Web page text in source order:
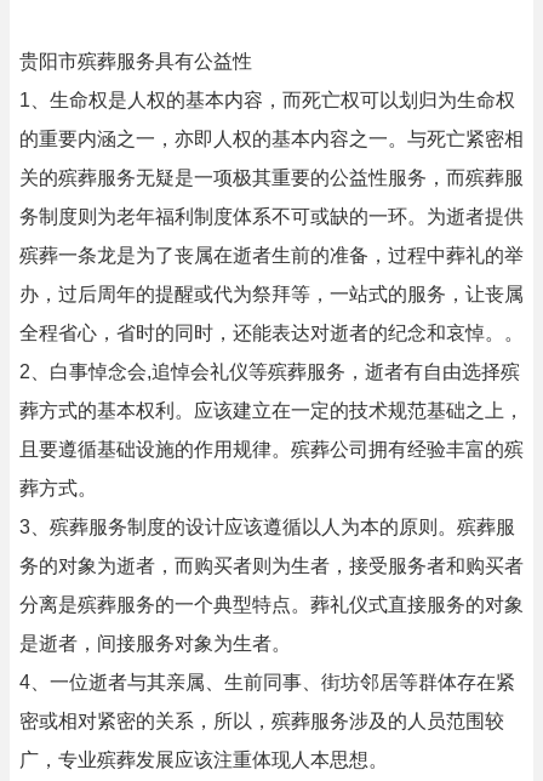
贵阳市殡葬服务具有公益性
1、生命权是人权的基本内容，而死亡权可以划归为生命权
的重要内涵之一，亦即人权的基本内容之一。与死亡紧密相
关的殡葬服务无疑是一项极其重要的公益性服务，而殡葬服
务制度则为老年福利制度体系不可或缺的一环。为逝者提供
殡葬一条龙是为了丧属在逝者生前的准备，过程中葬礼的举
办，过后周年的提醒或代为祭拜等，一站式的服务，让丧属
全程省心，省时的同时，还能表达对逝者的纪念和哀悼。。
2、白事悼念会,追悼会礼仪等殡葬服务，逝者有自由选择殡
葬方式的基本权利。应该建立在一定的技术规范基础之上，
且要遵循基础设施的作用规律。殡葬公司拥有经验丰富的殡
葬方式。
3、殡葬服务制度的设计应该遵循以人为本的原则。殡葬服
务的对象为逝者，而购买者则为生者，接受服务者和购买者
分离是殡葬服务的一个典型特点。葬礼仪式直接服务的对象
是逝者，间接服务对象为生者。
4、一位逝者与其亲属、生前同事、街坊邻居等群体存在紧
密或相对紧密的关系，所以，殡葬服务涉及的人员范围较
广，专业殡葬发展应该注重体现人本思想。